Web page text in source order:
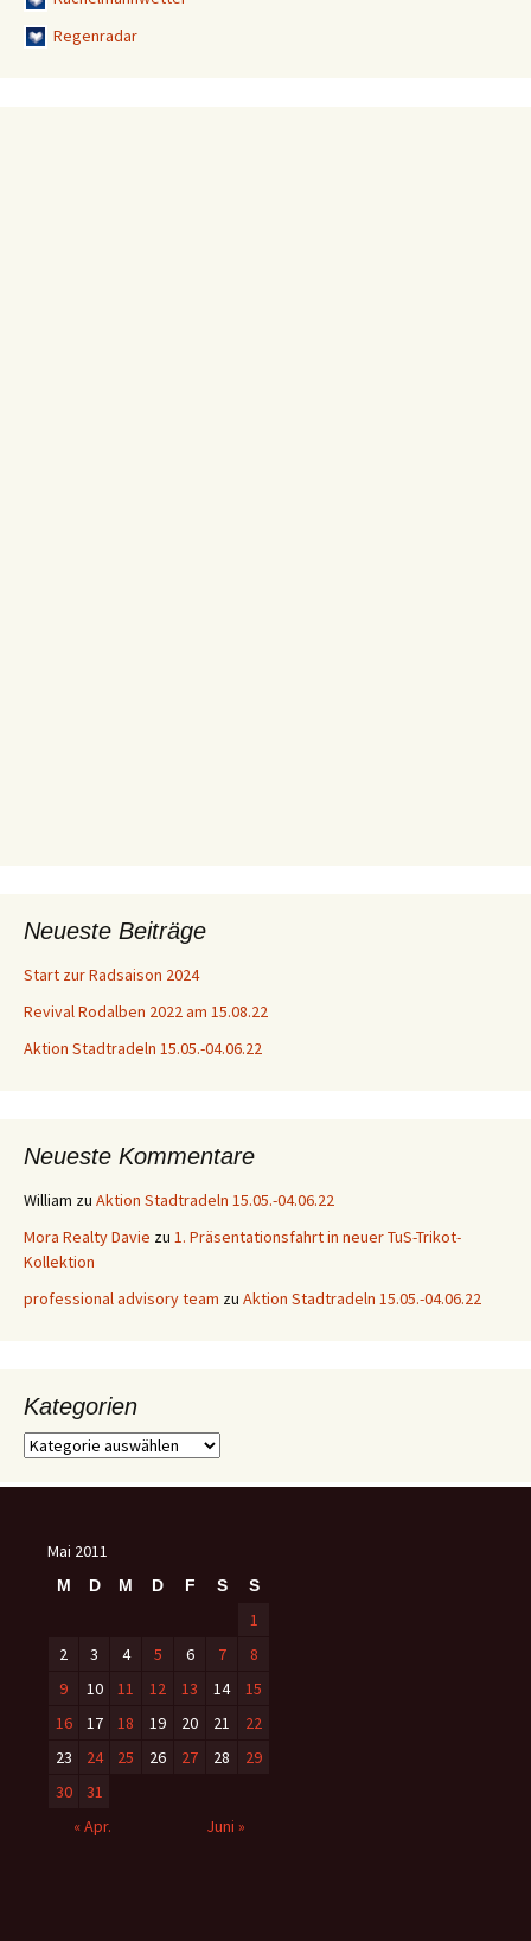
Regenradar
Neueste Beiträge
Start zur Radsaison 2024
Revival Rodalben 2022 am 15.08.22
Aktion Stadtradeln 15.05.-04.06.22
Neueste Kommentare
William zu Aktion Stadtradeln 15.05.-04.06.22
Mora Realty Davie zu 1. Präsentationsfahrt in neuer TuS-Trikot-
Kollektion
professional advisory team zu Aktion Stadtradeln 15.05.-04.06.22
Kategorien
Kategorien
Mai 2011
M D M D F S S
1
2
3 4 5 6 7
8
9
10 11 12 13 14
15
16
17 18 19 20 21
22
23
24 25 26 27 28
29
30
31
« Apr.
Juni »